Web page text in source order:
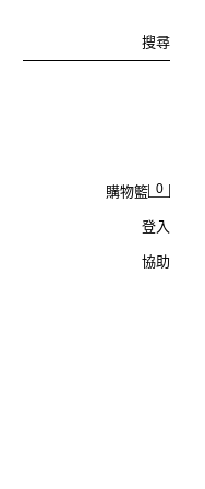
搜尋
購物籃 0
登入
協助